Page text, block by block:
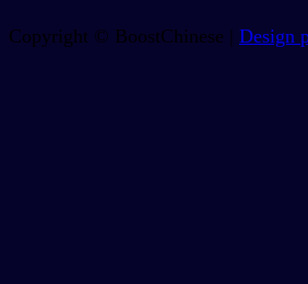
Copyright © BoostChinese | Design